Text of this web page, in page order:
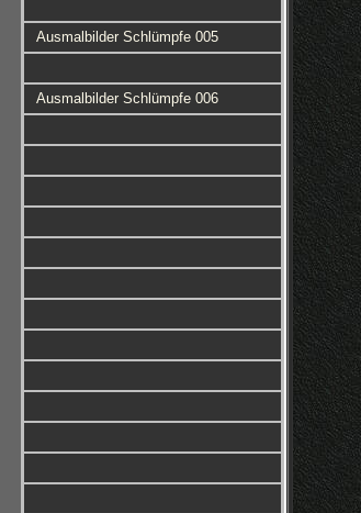
Ausmalbilder Schlümpfe 005
Ausmalbilder Schlümpfe 006